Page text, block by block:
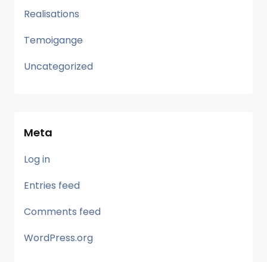
Realisations
Temoigange
Uncategorized
Meta
Log in
Entries feed
Comments feed
WordPress.org